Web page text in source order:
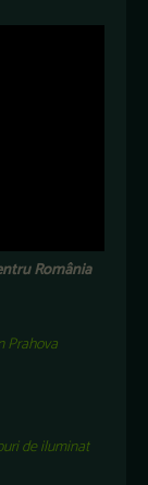
România
Prahova
de iluminat